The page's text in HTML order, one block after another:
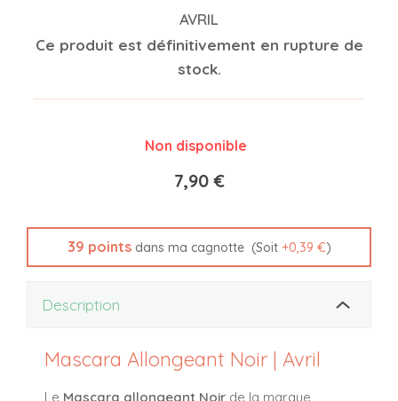
AVRIL
Ce produit est définitivement en rupture de
stock.
Non disponible
7,90 €
39 pointsdans ma cagnotte (Soit +0,39 €)
Description
Mascara Allongeant Noir | Avril
Le Mascara allongeant Noir de la marque